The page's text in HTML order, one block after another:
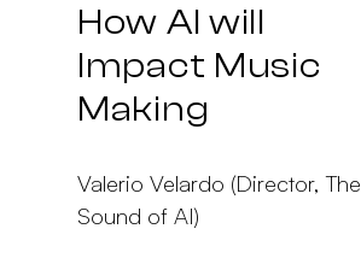
How AI will
Impact Music
Making
Valerio Velardo (Director, The
Sound of AI)